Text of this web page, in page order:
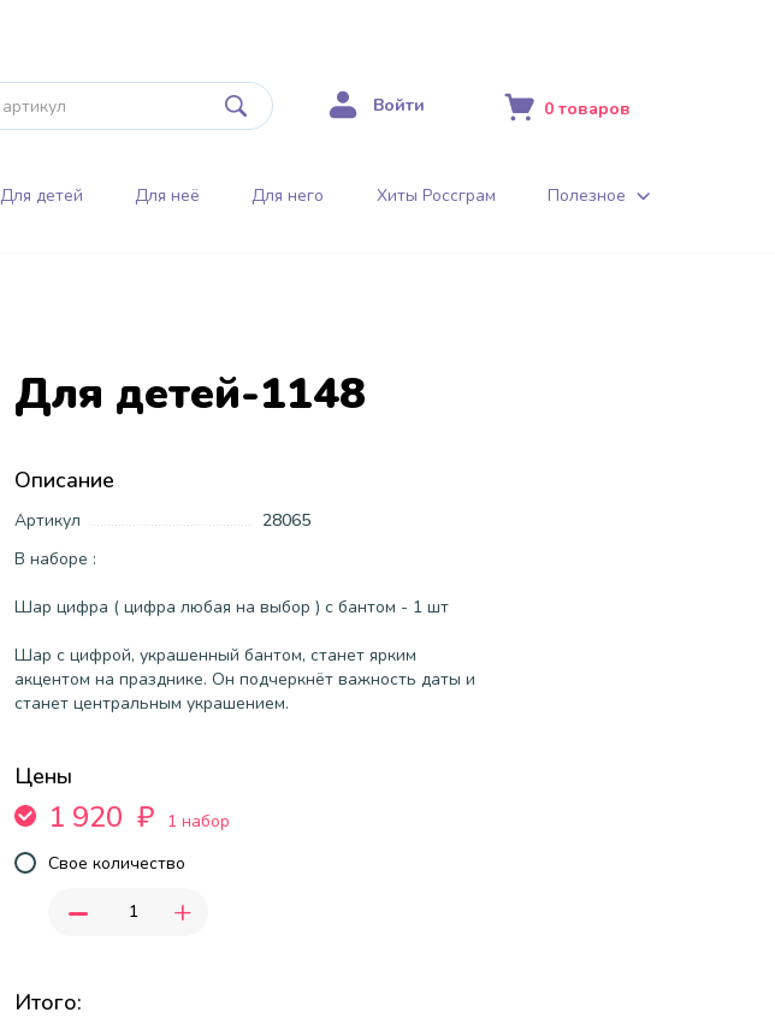
Войти 0 товаров
Для детей Для неё Для него Хиты Россграм Полезное
Для детей-1148
Описание
Артикул
28065
В наборе :
Шар цифра ( цифра любая на выбор ) с бантом - 1 шт
Шар с цифрой, украшенный бантом, станет ярким
акцентом на празднике. Он подчеркнёт важность даты и
станет центральным украшением.
Цены
1 920 ₽
1 набор
Свое количество
- +
Итого: